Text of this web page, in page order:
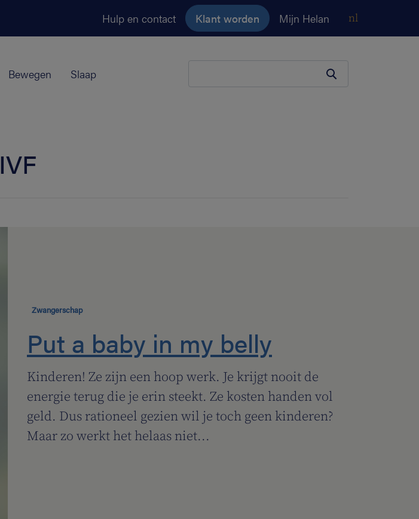
Hulp en contact Klant worden Mijn Helan nl
Bewegen Slaap
IVF
Zwangerschap
Put a baby in my belly
Kinderen! Ze zijn een hoop werk. Je krijgt nooit de
energie terug die je erin steekt. Ze kosten handen vol
geld. Dus rationeel gezien wil je toch geen kinderen?
Maar zo werkt het helaas niet...